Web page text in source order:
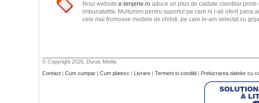
Noul website e-lenjerie.roaduce un plus de calitate clientilor
imbunatatita. Multumim pentru suportul pe care ni l-ati oferit pana
cele mai frumoase modele de chiloti, pe care le-am selectat cu
© Copyright 2026, Duras Media
Contact
Cum cumpar Cum platesc Livrare Termeni si conditii Prelucrarea datelor cu